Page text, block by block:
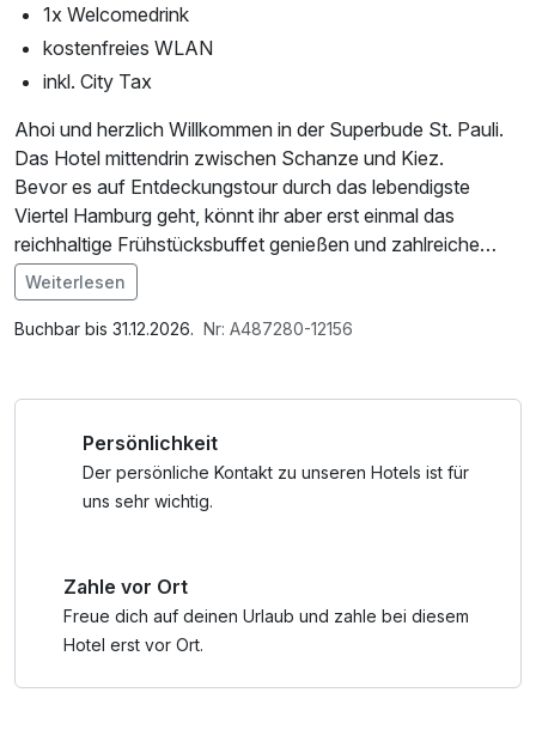
1x Welcomedrink
kostenfreies WLAN
inkl. City Tax
Ahoi und herzlich Willkommen in der Superbude St. Pauli.
Das Hotel mittendrin zwischen Schanze und Kiez.
Bevor es auf Entdeckungstour durch das lebendigste
Viertel Hamburg geht, könnt ihr aber erst einmal das
reichhaltige Frühstücksbuffet genießen und zahlreiche
weitere Annehmlichkeiten und außergewöhnliche Features
in der Superbude erkunden.
Im Angebot enthalten
W-LAN Nutzung / Internetnutzung, Nutzung Öffentliches
Weiterlesen
Buchbar bis 31.12.2026. Nr: A487280-12156
Persönlichkeit
Der persönliche Kontakt zu unseren Hotels ist für
uns sehr wichtig.
Zahle vor Ort
Freue dich auf deinen Urlaub und zahle bei diesem
Hotel erst vor Ort.